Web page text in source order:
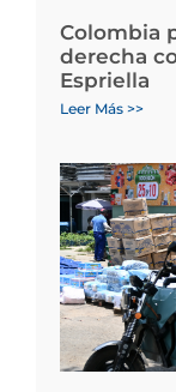
Colombia
derecha
Espriella
Leer Más >>